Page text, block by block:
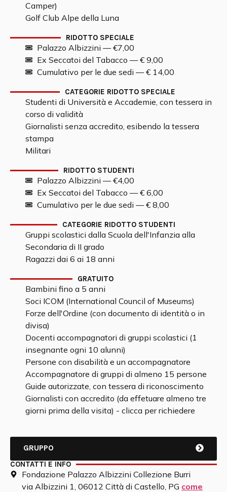
Camper)
Golf Club Alpe della Luna
RIDOTTO SPECIALE
Palazzo Albizzini — €7,00
Ex Seccatoi del Tabacco — € 9,00
Cumulativo per le due sedi — € 14,00
CATEGORIE RIDOTTO SPECIALE
Studenti di Università e Accademie, con tessera in
corso di validità
Giornalisti senza accredito, esibendo la tessera
stampa
Militari
RIDOTTO STUDENTI
Palazzo Albizzini — €4,00
Ex Seccatoi del Tabacco — € 6,00
Cumulativo per le due sedi — € 8,00
CATEGORIE RIDOTTO STUDENTI
Gruppi scolastici dalla Scuola dell'Infanzia alla
Secondaria di II grado
Ragazzi dai 6 ai 18 anni
GRATUITO
Bambini fino a 5 anni
Soci ICOM (International Council of Museums)
Forze dell'Ordine (con documento di identità o in
divisa)
Docenti accompagnatori di gruppi scolastici (1
insegnante ogni 10 alunni)
Persone con disabilità e un accompagnatore
Accompagnatore di gruppi di almeno 15 persone
Guide autorizzate, con tessera di riconoscimento
Giornalisti con accredito (da effetuare almeno tre
giorni prima della visita) - clicca per richiedere
GRUPPO
CONTATTI E INFO
Fondazione Palazzo Albizzini Collezione Burri
via Albizzini 1, 06012 Città di Castello, PG come